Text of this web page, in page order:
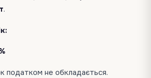
.
податком не обкладається.